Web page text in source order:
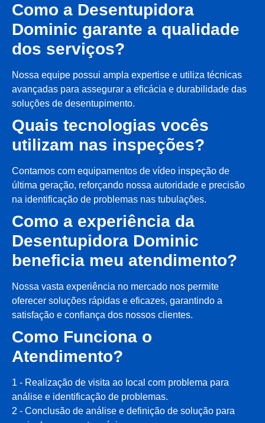
Como a Desentupidora
Dominic garante a qualidade
dos serviços?
Nossa equipe possui ampla expertise e utiliza técnicas
avançadas para assegurar a eficácia e durabilidade das
soluções de desentupimento.
Quais tecnologias vocês
utilizam nas inspeções?
Contamos com equipamentos de vídeo inspeção de
última geração, reforçando nossa autoridade e precisão
na identificação de problemas nas tubulações.
Como a experiência da
Desentupidora Dominic
beneficia meu atendimento?
Nossa vasta experiência no mercado nos permite
oferecer soluções rápidas e eficazes, garantindo a
satisfação e confiança dos nossos clientes.
Como Funciona o
Atendimento?
1 - Realização de visita ao local com problema para
análise e identificação de problemas.
2 - Conclusão de análise e definição de solução para